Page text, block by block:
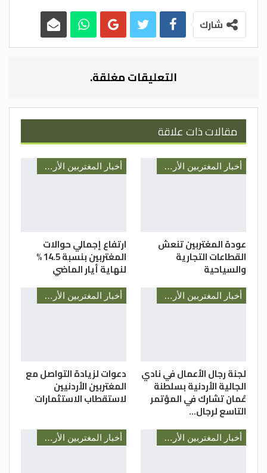
في نهاية العام الماضي إلى نحو 3.4 مليار دولار.
السبيل
شارك
التعليقات مغلقة.
مقالات ذات علاقة
أخبار المغتربين الأردنيين
عودة المغتربين تنعش
القطاعات التجارية
والسياحية
أخبار المغتربين الأردنيين
ارتفاع إجمالي حوالات
المغتربين بنسبة 14.5 %
لنهاية أيار الماضي
أخبار المغتربين الأردنيين
لجنة رجال الأعمال في نادي
الجالية الأردنية بسلطنة
عُمان تشارك في المؤتمر
التاسع لرجال…
أخبار المغتربين الأردنيين
دعوات لزيادة التواصل مع
المغتربين الأردنيين
لاستقطاب الاستثمارات
أخبار المغتربين الأردنيين أخبار المغتربين الأردنيين